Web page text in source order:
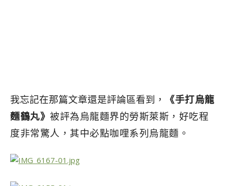
我忘記在那篇文章還是評論區看到，
《手打烏龍
麵鶴丸》 被評為烏龍麵界的勞斯萊斯，好吃程
度非常驚人，其中必點咖哩系列烏龍麵。